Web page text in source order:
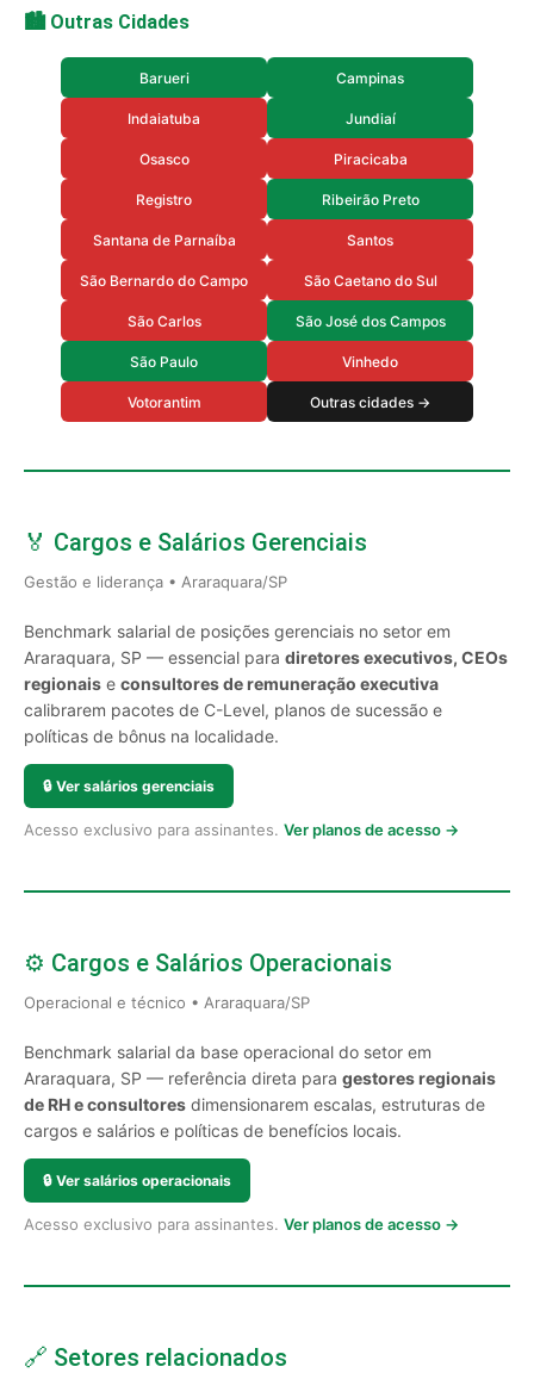
🏙️ Outras Cidades
Barueri Campinas
Indaiatuba Jundiaí
Osasco Piracicaba
Registro Ribeirão Preto
Santana de Parnaíba Santos
São Bernardo do Campo São Caetano do Sul
São Carlos São José dos Campos
São Paulo Vinhedo
Votorantim Outras cidades →
🏅 Cargos e Salários Gerenciais
Gestão e liderança • Araraquara/SP
Benchmark salarial de posições gerenciais no setor em
Araraquara, SP — essencial para diretores executivos, CEOs
regionais e consultores de remuneração executiva
calibrarem pacotes de C-Level, planos de sucessão e
políticas de bônus na localidade.
🔒 Ver salários gerenciais
Acesso exclusivo para assinantes. Ver planos de acesso →
⚙️ Cargos e Salários Operacionais
Operacional e técnico • Araraquara/SP
Benchmark salarial da base operacional do setor em
Araraquara, SP — referência direta para gestores regionais
de RH e consultores dimensionarem escalas, estruturas de
cargos e salários e políticas de benefícios locais.
🔒 Ver salários operacionais
Acesso exclusivo para assinantes. Ver planos de acesso →
🔗 Setores relacionados